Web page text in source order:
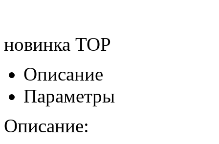
новинка TOP
Описание
Параметры
Описание: